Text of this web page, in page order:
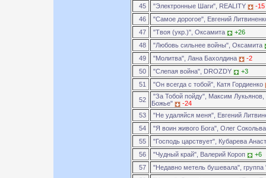
45
"Электронные Шаги", REALITY
-15
46
"Самое дорогое", Евгений
47
"Твоя (укр.)", Оксамита
+26
48
"Любовь сильнее войны", Оксамита
49
"Молитва", Лана Бахолдина
-2
50
"Слепая война", DROZDY
+3
51
"Он всегда с тобой", Катя Гордиенко
52
"За Тобой пойду", Максим
Божье"
-24
53
"Не удаляйся меня", Евгений
54
"Я воин живого Бога", Олег
55
"Господь царствует", Кубарева
56
"Чудный край", Валерий Короп
+6
57
"Недавно метель бушевала",